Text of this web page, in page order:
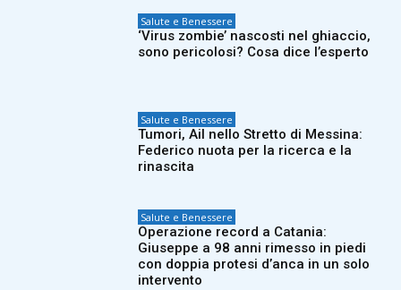
Salute e Benessere
‘Virus zombie’ nascosti nel ghiaccio,
sono pericolosi? Cosa dice l’esperto
Salute e Benessere
Tumori, Ail nello Stretto di Messina:
Federico nuota per la ricerca e la
rinascita
Salute e Benessere
Operazione record a Catania:
Giuseppe a 98 anni rimesso in piedi
con doppia protesi d’anca in un solo
intervento